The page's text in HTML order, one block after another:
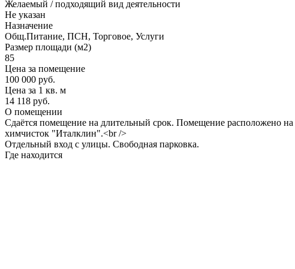
Желаемый / подходящий вид деятельности
Не указан
Назначение
Общ.Питание, ПСН, Торговое, Услуги
Размер площади (м2)
85
Цена за помещение
100 000 руб.
Цена за 1 кв. м
14 118 руб.
О помещении
Сдаётся помещение на длительный срок. Помещение расположено на
химчисток "Италклин".<br />
Отдельный вход с улицы. Свободная парковка.
Где находится